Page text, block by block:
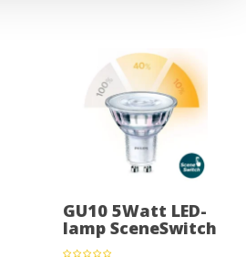
GU10 5Watt LED-
lamp SceneSwitch